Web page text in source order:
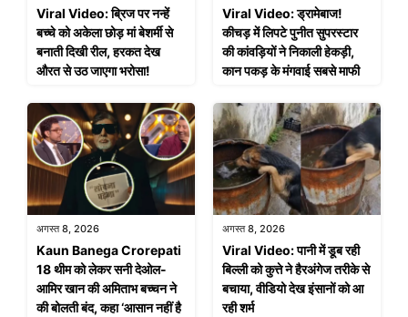
Viral Video: ब्रिज पर नन्हें
बच्चे को अकेला छोड़ मां बेशर्मी से
बनाती दिखी रील, हरकत देख
औरत से उठ जाएगा भरोसा!
Viral Video: ड्रामेबाज!
कीचड़ में लिपटे पुनीत सुपरस्टार
की कांवड़ियों ने निकाली हेकड़ी,
कान पकड़ के मंगवाई सबसे माफी
अगस्त 8, 2026
Kaun Banega Crorepati
18 थीम को लेकर सनी देओल-
आमिर खान की अमिताभ बच्चन ने
की बोलती बंद, कहा ‘आसान नहीं है
अगस्त 8, 2026
Viral Video: पानी में डूब रही
बिल्ली को कुत्ते ने हैरअंगेज तरीके से
बचाया, वीडियो देख इंसानों को आ
रही शर्म